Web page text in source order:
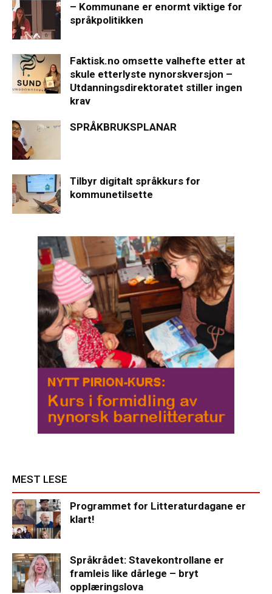
– Kommunane er enormt viktige for
språkpolitikken
Faktisk.no omsette valhefte etter at
skule etterlyste nynorskversjon –
Utdanningsdirektoratet stiller ingen
krav
SPRÅKBRUKSPLANAR
Tilbyr digitalt språkkurs for
kommunetilsette
MEST LESE
Programmet for Litteraturdagane er
klart!
Språkrådet: Stavekontrollane er
framleis like dårlege – bryt
opplæringslova